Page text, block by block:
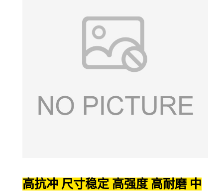
高抗冲 尺寸稳定 高强度 高耐磨 中